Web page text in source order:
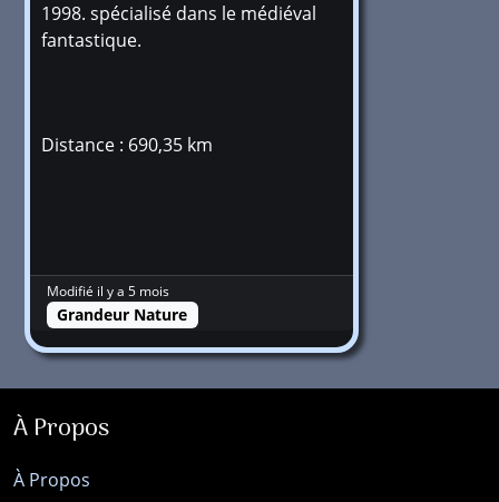
1998. spécialisé dans le médiéval
fantastique.
Distance : 690,35 km
Modifié il y a 5 mois
Grandeur Nature
À Propos
À Propos